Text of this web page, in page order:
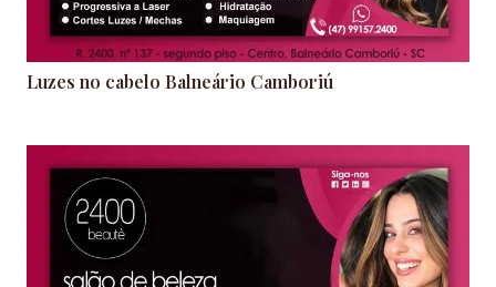
Luzes no cabelo Balneário Camboriú